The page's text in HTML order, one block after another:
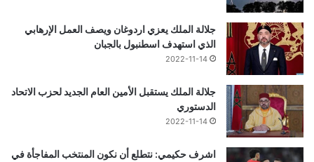
جلالة الملك يعزي اردوغان ويصف العمل الإرهابي
الذي استهدف اسطنبول بالجبان
2022-11-14
جلالة الملك يستقبل الأمين العام الجديد لحزب الاتحاد
الدستوري
2022-11-14
اشرف حكيمي: نتطلع أن نكون المنتخب المفاجأة في